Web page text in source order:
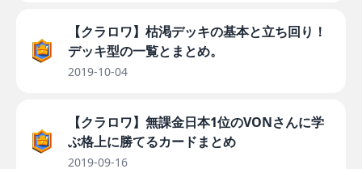
【クラロワ】枯渇デッキの基本と立ち回り！
デッキ型の一覧とまとめ。
2019-10-04
【クラロワ】無課金日本1位のVONさんに学
ぶ格上に勝てるカードまとめ
2019-09-16